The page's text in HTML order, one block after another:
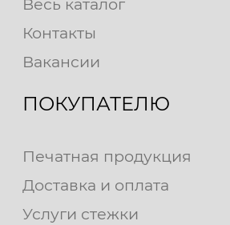
Весь каталог
Контакты
Вакансии
ПОКУПАТЕЛЮ
Печатная продукция
Доставка и оплата
Услуги стежки